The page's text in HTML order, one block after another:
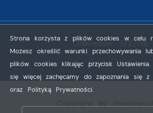
Odwiedzin: 3727716
Online: 401
Strona korzysta z plików cookies w celu
Możesz określić warunki przechowywania
plików cookies klikając przycisk
się więcej zachęcamy do zapoznania się z
oraz Polityką Prywatności.